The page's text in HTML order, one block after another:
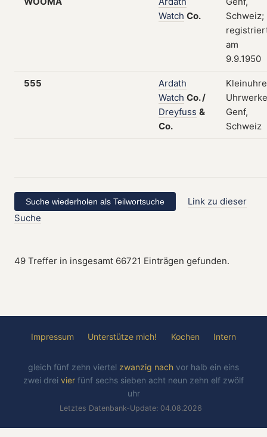
Watch Co.
Schweiz;
am
9.9.1950
555
Ardath
Watch Co./
Dreyfuss &
Co.
Genf,
Schweiz
Link zu dieser
Suche
49 Treffer in insgesamt 66721 Einträgen gefunden.
Impressum Unterstütze mich! Kochen Intern
gleich fünf zehn viertel zwanzig nach vor halb ein eins
zwei drei vier fünf sechs sieben acht neun zehn elf zwölf
uhr
Letztes Datenbank-Update: 04.08.2026